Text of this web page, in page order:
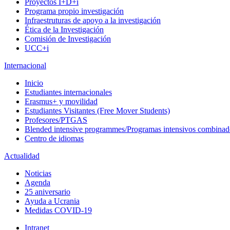
Proyectos I+D+i
Programa propio investigación
Infraestruturas de apoyo a la investigación
Ética de la Investigación
Comisión de Investigación
UCC+i
Internacional
Inicio
Estudiantes internacionales
Erasmus+ y movilidad
Estudiantes Visitantes (Free Mover Students)
Profesores/PTGAS
Blended intensive programmes/Programas intensivos
Centro de idiomas
Actualidad
Noticias
Agenda
25 aniversario
Ayuda a Ucrania
Medidas COVID-19
Intranet